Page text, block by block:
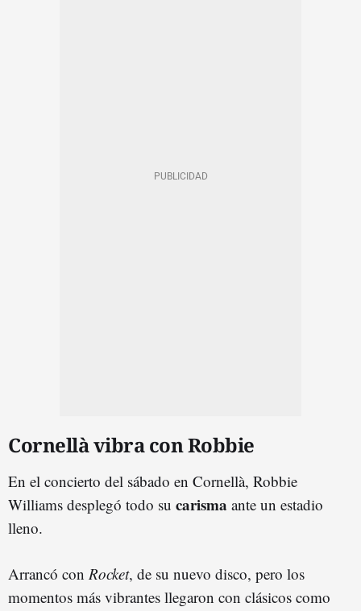
Cornellà vibra con Robbie
En el concierto del sábado en Cornellà, Robbie
Williams desplegó todo su carisma ante un estadio
lleno.
Arrancó con Rocket, de su nuevo disco, pero los
momentos más vibrantes llegaron con clásicos como